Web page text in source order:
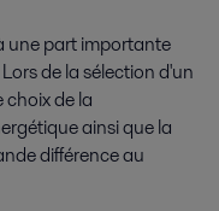
une part importante
de la sélection d'un
de la
ainsi que la
différence au